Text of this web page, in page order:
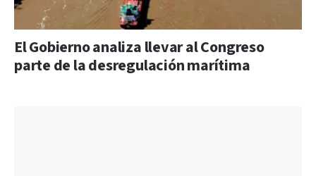
El Gobierno analiza llevar al Congreso
parte de la desregulación marítima